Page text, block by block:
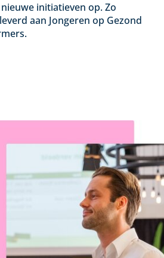
initiatieven op. Zo
aan Jongeren op Gezond